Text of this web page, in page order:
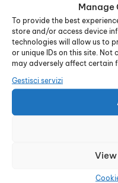
Manage
To provide the best
store and/or access device
technologies will allow us to
or unique IDs on this site. Not
may adversely affect certain
Gestisci servizi
sostituzione di una
Contattando il
possibile ricevere
consulenza
sopralluogo, al fine
natura del guasto. In
problema viene
chiamata.
L’intento è quello di
più breve tempo
funzionamento